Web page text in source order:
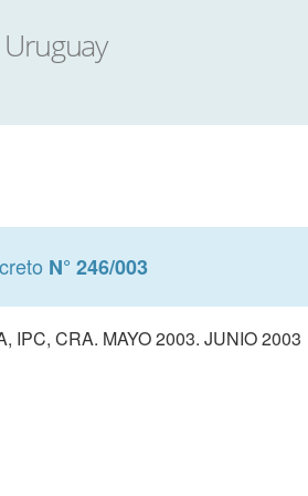
N° 246/003
IPC, CRA. MAYO 2003. JUNIO 2003